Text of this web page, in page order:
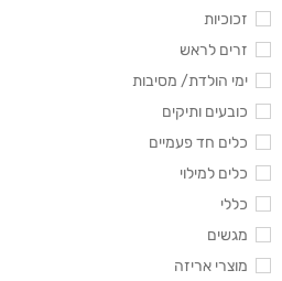
זכוכיות
זרים לראש
ימי הולדת/ מסיבות
כובעים ותיקים
כלים חד פעמיים
כלים למילוי
כללי
מגשים
מוצרי אריזה